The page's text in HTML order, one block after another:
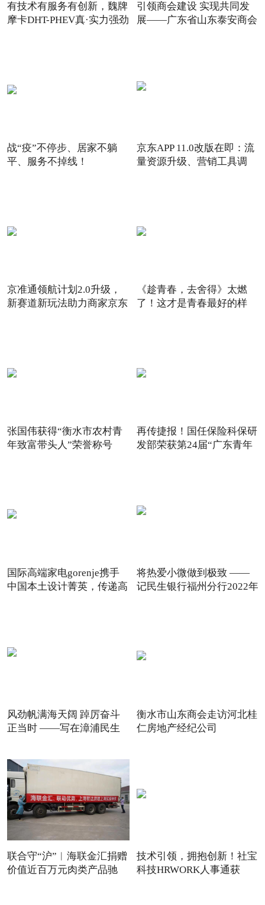
有技术有服务有创新，魏牌
摩卡DHT-PHEV真·实力强劲
引领商会建设 实现共同发
展——广东省山东泰安商会
战“疫”不停步、居家不躺
平、服务不掉线！
京东APP 11.0改版在即：流
量资源升级、营销工具调
京准通领航计划2.0升级，
新赛道新玩法助力商家京东
《趁青春，去舍得》太燃
了！这才是青春最好的样
张国伟获得“衡水市农村青
年致富带头人”荣誉称号
再传捷报！国任保险科保研
发部荣获第24届“广东青年
国际高端家电gorenje携手
中国本土设计菁英，传递高
将热爱小微做到极致 ——
记民生银行福州分行2022年
风劲帆满海天阔 踔厉奋斗
正当时 ——写在漳浦民生
衡水市山东商会走访河北桂
仁房地产经纪公司
联合守“沪”︱海联金汇捐赠
价值近百万元肉类产品驰
技术引领，拥抱创新！社宝
科技HRWORK人事通获